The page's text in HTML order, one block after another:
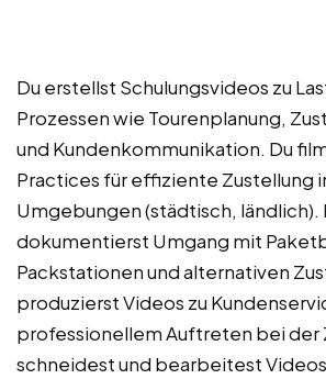
Du erstellst Schulungsvideos zu
Prozessen wie Tourenplanung,
und Kundenkommunikation. Du
Practices für effiziente Zustellung
Umgebungen (städtisch, ländlich).
dokumentierst Umgang mit
Packstationen und alternativen
produzierst Videos zu
professionellem Auftreten bei der
schneidest und bearbeitest